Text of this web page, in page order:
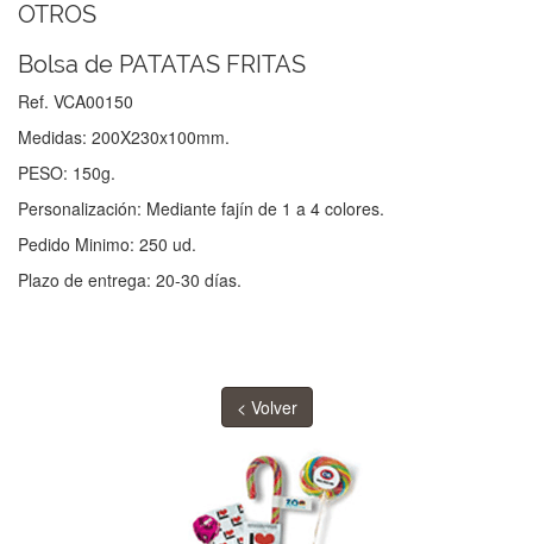
OTROS
Bolsa de PATATAS FRITAS
Ref. VCA00150
Medidas: 200X230x100mm.
PESO: 150g.
Personalización: Mediante fajín de 1 a 4 colores.
Pedido Minimo: 250 ud.
Plazo de entrega: 20-30 días.
< Volver